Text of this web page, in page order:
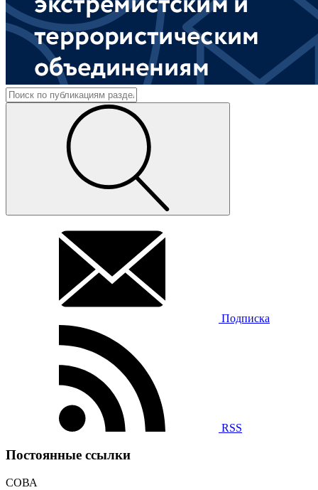
Подписка
RSS
Постоянные ссылки
СОВА